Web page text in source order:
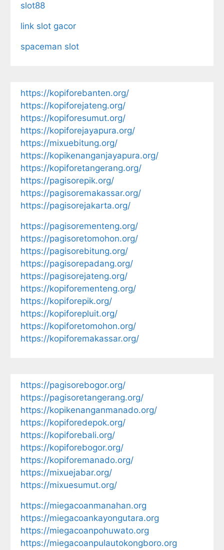
slot88
link slot gacor
spaceman slot
https://kopiforebanten.org/
https://kopiforejateng.org/
https://kopiforesumut.org/
https://kopiforejayapura.org/
https://mixuebitung.org/
https://kopikenanganjayapura.org/
https://kopiforetangerang.org/
https://pagisorepik.org/
https://pagisoremakassar.org/
https://pagisorejakarta.org/
https://pagisorementeng.org/
https://pagisoretomohon.org/
https://pagisorebitung.org/
https://pagisorepadang.org/
https://pagisorejateng.org/
https://kopiforementeng.org/
https://kopiforepik.org/
https://kopiforepluit.org/
https://kopiforetomohon.org/
https://kopiforemakassar.org/
https://pagisorebogor.org/
https://pagisoretangerang.org/
https://kopikenanganmanado.org/
https://kopiforedepok.org/
https://kopiforebali.org/
https://kopiforebogor.org/
https://kopiforemanado.org/
https://mixuejabar.org/
https://mixuesumut.org/
https://miegacoanmanahan.org
https://miegacoankayongutara.org
https://miegacoanpohuwato.org
https://miegacoanpulautokongboro.org